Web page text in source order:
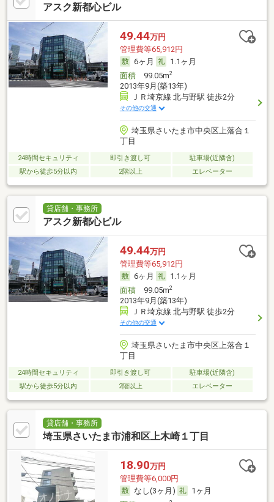
アスク新都心ビル
49.44万円
管理費等65,912円
6ヶ月
1.1ヶ月
面積99.05m2
2013年9月(築13年)
ＪＲ埼京線 北与野駅 徒歩2分
その他の交通
埼玉県さいたま市中央区上落合１
丁目
24時間セキュリティ 即引き渡し可
駐車場(近隣含)
駅から徒歩5分以内
2階以上 エレベーター
貸店舗・事務所
アスク新都心ビル
49.44万円
管理費等65,912円
6ヶ月
1.1ヶ月
面積99.05m2
2013年9月(築13年)
ＪＲ埼京線 北与野駅 徒歩2分
その他の交通
埼玉県さいたま市中央区上落合１
丁目
24時間セキュリティ 即引き渡し可
駐車場(近隣含)
駅から徒歩5分以内
2階以上 エレベーター
貸店舗・事務所
埼玉県さいたま市浦和区上木崎１丁目
18.90万円
管理費等6,000円
なし(3ヶ月)
1ヶ月